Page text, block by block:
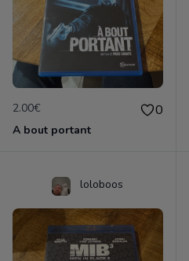
2.00€ 0
A bout portant
loloboos